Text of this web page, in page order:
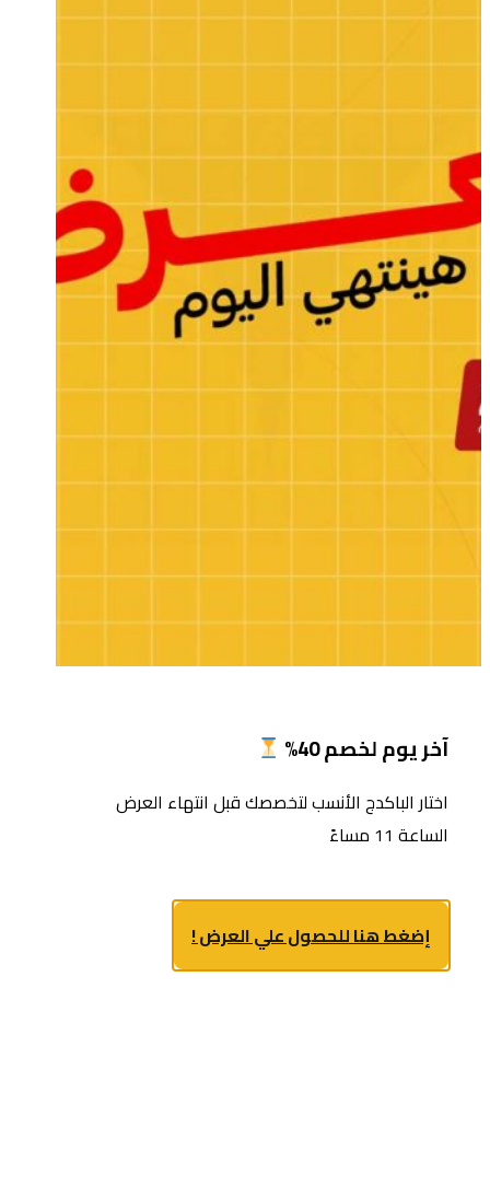
آخر يوم لخصم 40%
اختار الباكدج الأنسب لتخصصك قبل انتهاء العرض
الساعة 11 مساءً
إضغط هنا للحصول علي العرض !